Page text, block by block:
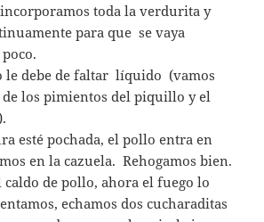
toda la verdurita y
para que se vaya
le debe de faltar líquido (vamos
de los pimientos del piquillo y el
esté pochada, el pollo entra en
en la cazuela. Rehogamos bien.
de pollo, ahora el fuego lo
echamos dos cucharaditas